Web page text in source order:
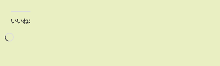
いいね: